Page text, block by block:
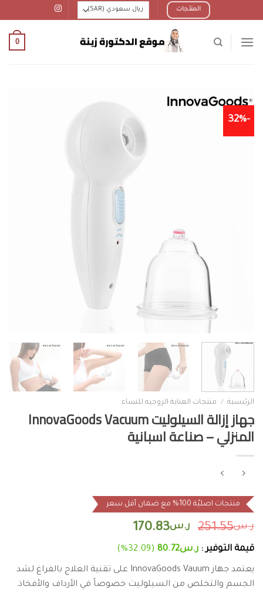
to
المنتجات
0
-32%
الرئيسية / منتجات العناية الزوجيه للنساء
جهاز إزالة السيلوليت InnovaGoods Vacuum
المنزلي – صناعة اسبانية
منتجات اصليّة 100% مع ضمان أقل سعر
ر.س251.55 ر.س170.83
قيمة التوفير : ر.س80.72
(32.09%)
يعتمد جهاز InnovaGoods Vauum على تقنية العلاج بالفراغ لشد
الجسم والتخلص من السيلوليت خصوصاً في الأرداف والأفخاذ.